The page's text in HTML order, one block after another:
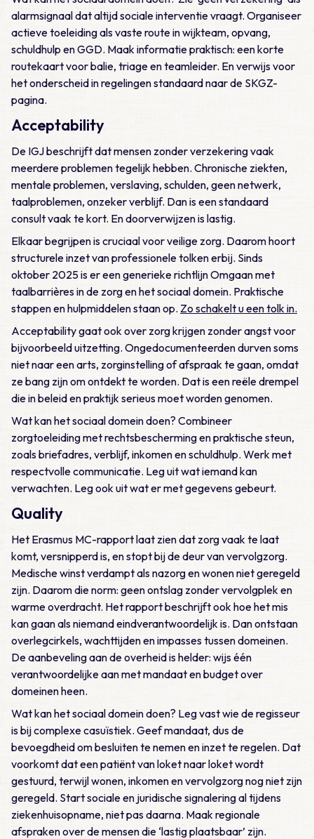
alarmsignaal dat altijd sociale interventie vraagt. Organiseer
actieve toeleiding als vaste route in wijkteam, opvang,
schuldhulp en GGD. Maak informatie praktisch: een korte
routekaart voor balie, triage en teamleider. En verwijs voor
het onderscheid in regelingen standaard naar de SKGZ-
pagina.
Acceptability
De IGJ beschrijft dat mensen zonder verzekering vaak
meerdere problemen tegelijk hebben. Chronische ziekten,
mentale problemen, verslaving, schulden, geen netwerk,
taalproblemen, onzeker verblijf. Dan is een standaard
consult vaak te kort. En doorverwijzen is lastig.
Elkaar begrijpen is cruciaal voor veilige zorg. Daarom hoort
structurele inzet van professionele tolken erbij. Sinds
oktober 2025 is er een generieke richtlijn Omgaan met
taalbarrières in de zorg en het sociaal domein. Praktische
stappen en hulpmiddelen staan op. Zo schakelt u een tolk in.
Acceptability gaat ook over zorg krijgen zonder angst voor
bijvoorbeeld uitzetting. Ongedocumenteerden durven soms
niet naar een arts, zorginstelling of afspraak te gaan, omdat
ze bang zijn om ontdekt te worden. Dat is een reële drempel
die in beleid en praktijk serieus moet worden genomen.
Wat kan het sociaal domein doen? Combineer
zorgtoeleiding met rechtsbescherming en praktische steun,
zoals briefadres, verblijf, inkomen en schuldhulp. Werk met
respectvolle communicatie. Leg uit wat iemand kan
verwachten. Leg ook uit wat er met gegevens gebeurt.
Quality
Het Erasmus MC-rapport laat zien dat zorg vaak te laat
komt, versnipperd is, en stopt bij de deur van vervolgzorg.
Medische winst verdampt als nazorg en wonen niet geregeld
zijn. Daarom die norm: geen ontslag zonder vervolgplek en
warme overdracht. Het rapport beschrijft ook hoe het mis
kan gaan als niemand eindverantwoordelijk is. Dan ontstaan
overlegcirkels, wachttijden en impasses tussen domeinen.
De aanbeveling aan de overheid is helder: wijs één
verantwoordelijke aan met mandaat en budget over
domeinen heen.
Wat kan het sociaal domein doen? Leg vast wie de regisseur
is bij complexe casuïstiek. Geef mandaat, dus de
bevoegdheid om besluiten te nemen en inzet te regelen. Dat
voorkomt dat een patiënt van loket naar loket wordt
gestuurd, terwijl wonen, inkomen en vervolgzorg nog niet zijn
geregeld. Start sociale en juridische signalering al tijdens
ziekenhuisopname, niet pas daarna. Maak regionale
afspraken over de mensen die ‘lastig plaatsbaar’ zijn.